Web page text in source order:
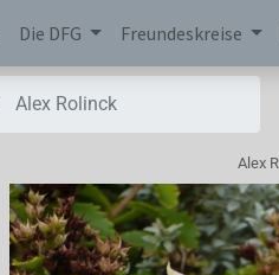
Die DFG Freundeskreise
Alex Rolinck
Alex